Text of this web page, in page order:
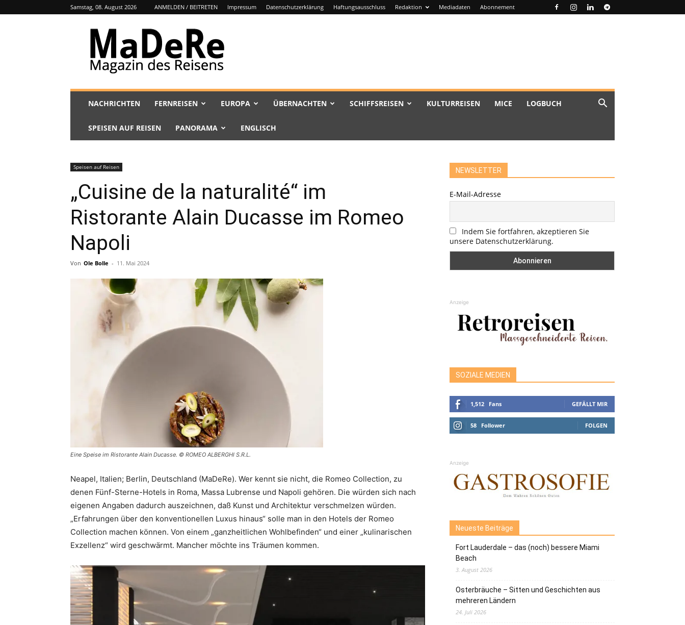
Samstag, 08. August 2026 ANMELDEN / BEITRETEN Impressum Datenschutzerklärung Haftungsausschluss Redaktion Mediadaten Abonnement
MaDeRe
NACHRICHTEN FERNREISEN EUROPA ÜBERNACHTEN SCHIFFSREISEN KULTURREISEN MICE LOGBUCH
SPEISEN AUF REISEN PANORAMA ENGLISCH
Speisen auf Reisen
„Cuisine de la naturalité“ im
Ristorante Alain Ducasse im Romeo
Napoli
Von Ole Bolle - 11. Mai 2024
Eine Speise im Ristorante Alain Ducasse. © ROMEO ALBERGHI S.R.L.
Neapel, Italien; Berlin, Deutschland (MaDeRe). Wer kennt sie nicht, die Romeo Collection, zu
denen Fünf-Sterne-Hotels in Roma, Massa Lubrense und Napoli gehören. Die würden sich nach
eigenen Angaben dadurch auszeichnen, daß Kunst und Architektur verschmelzen würden.
„Erfahrungen über den konventionellen Luxus hinaus“ solle man in den Hotels der Romeo
Collection machen können. Von einem „ganzheitlichen Wohlbefinden“ und einer „kulinarischen
Exzellenz“ wird geschwärmt. Mancher möchte ins Träumen kommen.
NEWSLETTER
E-Mail-Adresse
Indem Sie fortfahren, akzeptieren Sie
unsere Datenschutzerklärung.
Anzeige
SOZIALE MEDIEN
1,512 Fans GEFÄLLT MIR
58 Follower FOLGEN
Anzeige
Neueste Beiträge
Fort Lauderdale – das (noch) bessere Miami
Beach
3. August 2026
Osterbräuche – Sitten und Geschichten aus
mehreren Ländern
24. Juli 2026